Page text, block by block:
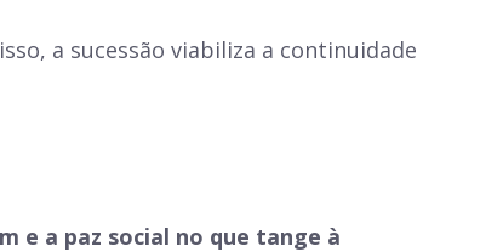
a sucessão viabiliza a continuidade
e a paz social no que tange à